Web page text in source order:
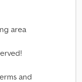
area
and